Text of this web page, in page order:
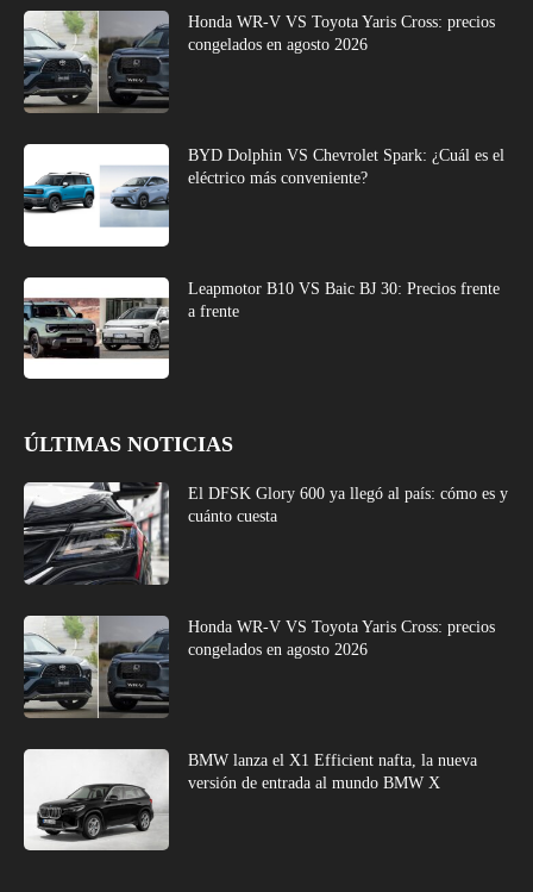
Honda WR-V VS Toyota Yaris Cross: precios
congelados en agosto 2026
BYD Dolphin VS Chevrolet Spark: ¿Cuál es el
eléctrico más conveniente?
Leapmotor B10 VS Baic BJ 30: Precios frente
a frente
ÚLTIMAS NOTICIAS
El DFSK Glory 600 ya llegó al país: cómo es y
cuánto cuesta
Honda WR-V VS Toyota Yaris Cross: precios
congelados en agosto 2026
BMW lanza el X1 Efficient nafta, la nueva
versión de entrada al mundo BMW X